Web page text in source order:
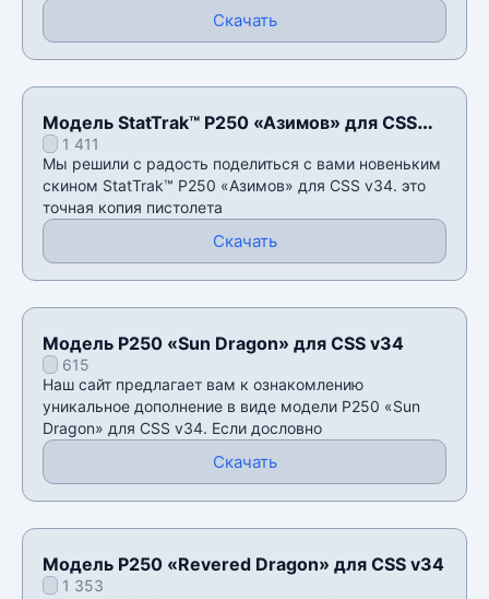
Скачать
Модель StatTrak™ P250 «Азимов» для CSS
v341 411
Мы решили с радость поделиться с вами новеньким
скином StatTrak™ P250 «Азимов» для CSS v34. это
точная копия пистолета
Скачать
Модель P250 «Sun Dragon» для CSS v34
615
Наш сайт предлагает вам к ознакомлению
уникальное дополнение в виде модели P250 «Sun
Dragon» для CSS v34. Если дословно
Скачать
Модель P250 «Revered Dragon» для CSS v34
1 353